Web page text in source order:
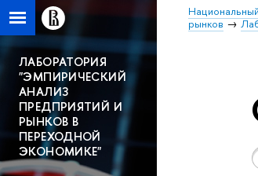
рынков
ЛАБОРАТОРИЯ
"ЭМПИРИЧЕСКИЙ
АНАЛИЗ
ПРЕДПРИЯТИЙ И
РЫНКОВ В
ПЕРЕХОДНОЙ
ЭКОНОМИКЕ"